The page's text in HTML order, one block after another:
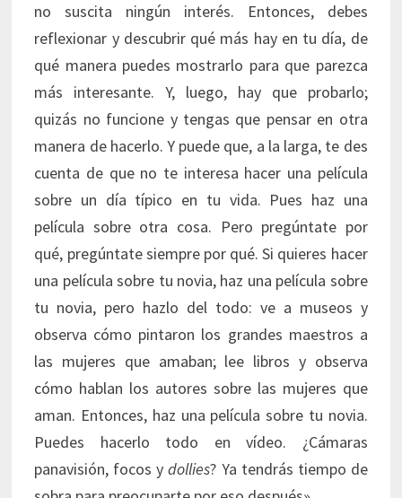
no suscita ningún interés. Entonces, debes
reflexionar y descubrir qué más hay en tu día, de
qué manera puedes mostrarlo para que parezca
más interesante. Y, luego, hay que probarlo;
quizás no funcione y tengas que pensar en otra
manera de hacerlo. Y puede que, a la larga, te des
cuenta de que no te interesa hacer una película
sobre un día típico en tu vida. Pues haz una
película sobre otra cosa. Pero pregúntate por
qué, pregúntate siempre por qué. Si quieres hacer
una película sobre tu novia, haz una película sobre
tu novia, pero hazlo del todo: ve a museos y
observa cómo pintaron los grandes maestros a
las mujeres que amaban; lee libros y observa
cómo hablan los autores sobre las mujeres que
aman. Entonces, haz una película sobre tu novia.
Puedes hacerlo todo en vídeo. ¿Cámaras
panavisión, focos ydollies? Ya tendrás tiempo de